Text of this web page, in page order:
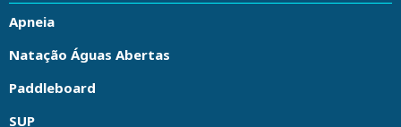
Apneia
Natação Águas Abertas
Paddleboard
SUP